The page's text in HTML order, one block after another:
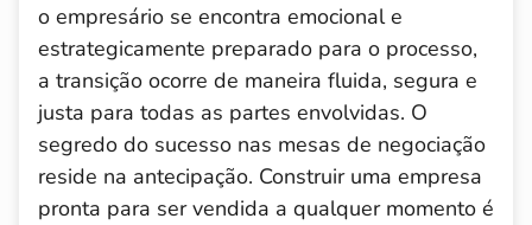
o empresário se encontra emocional e
estrategicamente preparado para o processo,
a transição ocorre de maneira fluida, segura e
justa para todas as partes envolvidas. O
segredo do sucesso nas mesas de negociação
reside na antecipação. Construir uma empresa
pronta para ser vendida a qualquer momento é